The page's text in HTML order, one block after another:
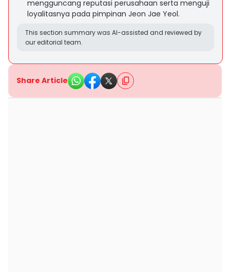
mengguncang reputasi perusahaan serta menguji
loyalitasnya pada pimpinan Jeon Jae Yeol.
This section summary was AI-assisted and reviewed by
our editorial team.
Share Article